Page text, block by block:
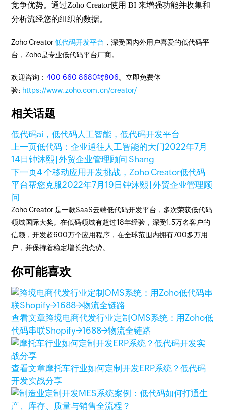
竞争优势。通过Zoho Creator使用 BI来增强功能并收集和
分析流经您的组织的数据。
Zoho Creator低代码开发平台 ，深受国内外用户喜爱的低代码平
台，Zoho是专业低代码平台厂商。
欢迎咨询：400-660-8680转806。立即免费体
验: https://www.zoho.com.cn/creator/
相关话题
低代码ai，低代码人工智能，低代码开发平台
上一页低代码：企业通往人工智能的大门2022年7月
14日钟沐熙 | 外贸企业管理顾问 Shang
下一页4 个移动应用开发挑战，Zoho Creator低代码
平台帮您克服2022年7月19日钟沐熙 | 外贸企业管理顾
问
Zoho Creator 是一款SaaS云端低代码开发平台，多次荣获低代码
领域国际大奖。在低码领域有超过18年经验，深受1.5万名客户的
信赖，开发超600万个应用程序，在全球范围内拥有700多万用
户，并保持着稳定增长的态势。
你可能喜欢
查看文章跨境电商代发行业定制OMS系统：用Zoho低
代码串联Shopify→1688→物流全链路
查看文章摩托车行业如何定制开发ERP系统？低代码
开发实战分享